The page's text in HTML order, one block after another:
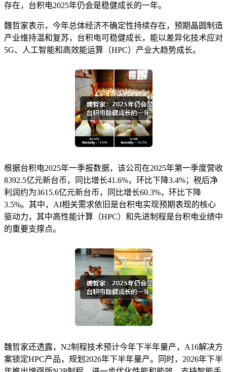
存在，台积电2025年仍会是稳健成长的一年。
魏哲家表示，今年总体经济不确定性持续存在，预期晶圆制造
产业维持温和复苏，台积电可稳健成长，能以差异化技术应对
5G、人工智能和高效能运算（HPC）产业大趋势成长。
根据台积电2025年一季报数据，该公司在2025年第一季度营收
8392.5亿元新台币，同比增长41.6%，环比下降3.4%；税后净
利润约为3615.6亿元新台币，同比增长60.3%，环比下降
3.5%。其中，AI相关需求依旧是台积电实现预期表现的核心
驱动力，其中高性能计算（HPC）和先进制程是台积电业绩中
的重要支撑点。
魏哲家还透露，N2制程技术预计今年下半年量产，A16解决方
案锁定HPC产品，规划2026年下半年量产。同时，2026年下半